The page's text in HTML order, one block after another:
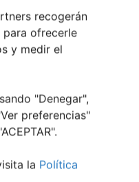
recogerán
ofrecerle
y medir el
"Denegar",
Ver preferencias"
la Política
Peregrina 2026
de Jazz e Blues
músicos del 3
2026 2 julio, 2026